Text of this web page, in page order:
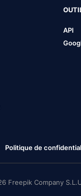
API
Politique de
Freepik Company